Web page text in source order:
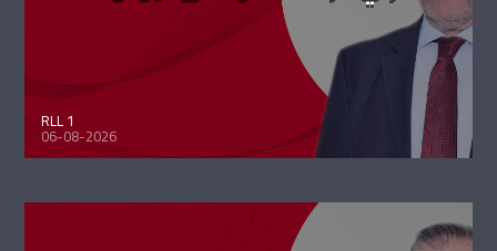
RLL 1
06-08-2026